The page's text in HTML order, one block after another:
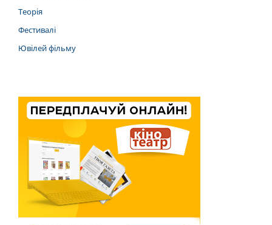
Теорія
Фестивалі
Ювілей фільму